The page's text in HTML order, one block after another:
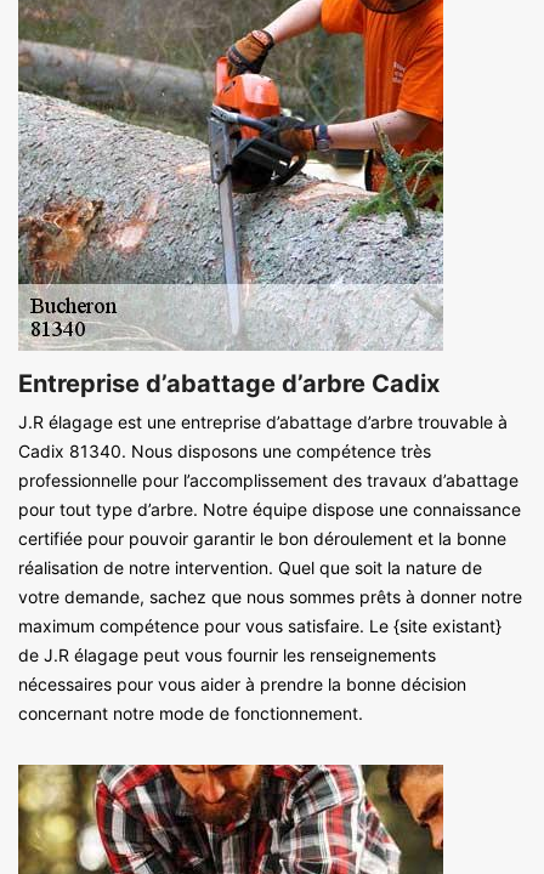
Entreprise d’abattage d’arbre Cadix
J.R élagage est une entreprise d’abattage d’arbre trouvable à
Cadix 81340. Nous disposons une compétence très
professionnelle pour l’accomplissement des travaux d’abattage
pour tout type d’arbre. Notre équipe dispose une connaissance
certifiée pour pouvoir garantir le bon déroulement et la bonne
réalisation de notre intervention. Quel que soit la nature de
votre demande, sachez que nous sommes prêts à donner notre
maximum compétence pour vous satisfaire. Le {site existant}
de J.R élagage peut vous fournir les renseignements
nécessaires pour vous aider à prendre la bonne décision
concernant notre mode de fonctionnement.